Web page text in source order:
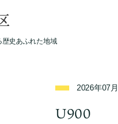
史あふれた地域
2026年07
U900